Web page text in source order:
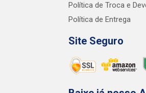
Política de Troca e
Política de Entrega
Site Seguro